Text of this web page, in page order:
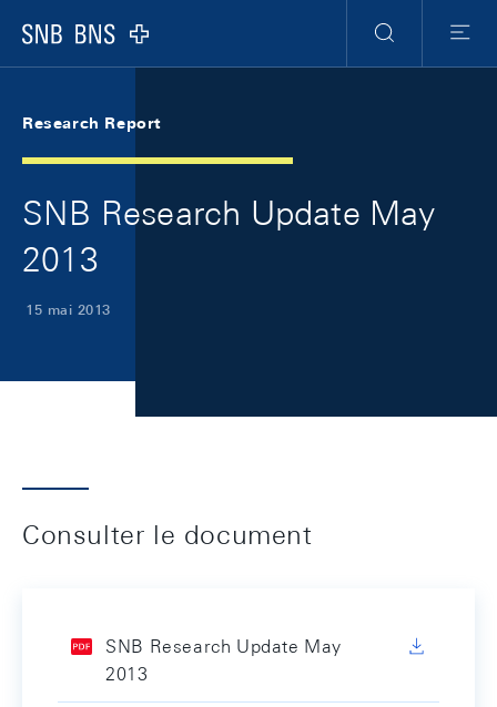
Logo
RechercheMenu
Research Report
SNB Research Update May
2013
15 mai 2013
Consulter le document
SNB Research Update May
2013